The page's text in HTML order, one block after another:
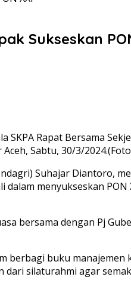
Sukseskan
Rapat Bersama
Sabtu, 30/3/
Suhajar Diantoro,
menyukseskan
bersama dengan Pj
buku manajemen
silaturahmi agar